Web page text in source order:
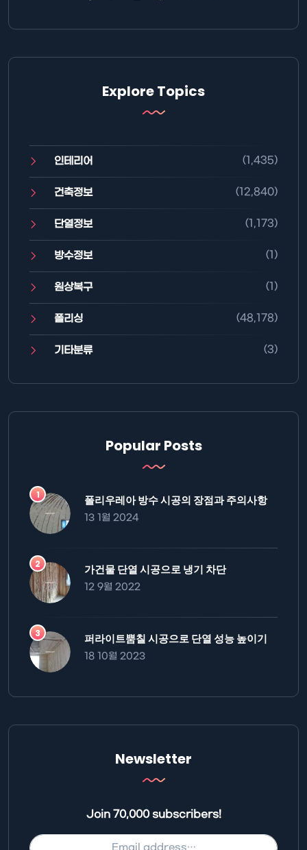
Explore Topics
인테리어 (1,435)
건축정보 (12,840)
단열정보 (1,173)
방수정보 (1)
원상복구 (1)
폴리싱 (48,178)
기타분류 (3)
Popular Posts
폴리우레아 방수 시공의 장점과 주의사항
13 1월 2024
가건물 단열 시공으로 냉기 차단
12 9월 2022
퍼라이트뿜칠 시공으로 단열 성능 높이기
18 10월 2023
Newsletter
Join 70,000 subscribers!